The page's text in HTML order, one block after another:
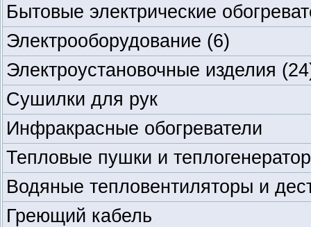
Бытовые электрические
Электрооборудование (6)
Электроустановочные изделия
Сушилки для рук
Инфракрасные обогреватели
Тепловые пушки и
Водяные тепловентиляторы и
Греющий кабель